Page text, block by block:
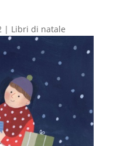
| Libri di natale